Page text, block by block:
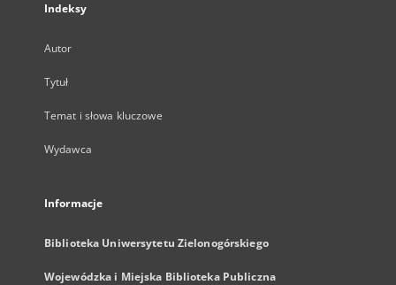
Indeksy
Autor
Tytuł
Temat i słowa kluczowe
Wydawca
Informacje
Biblioteka Uniwersytetu Zielonogórskiego
Wojewódzka i Miejska Biblioteka Publiczna